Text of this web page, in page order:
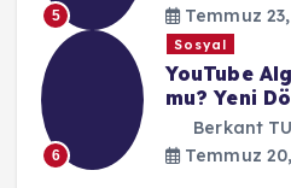
5
Temmuz
6
Sosyal
YouTube
mu? Yeni
Berkant
Temmuz